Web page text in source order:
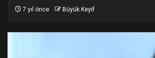
7 yıl önce Büyük Keyif